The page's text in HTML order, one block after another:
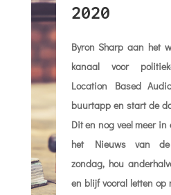
2020
Byron Sharp aan het
kanaal voor
Location Based
buurtapp en start de
Dit en nog veel meer in
het Nieuws van
zondag, hou
en blijf vooral letten op